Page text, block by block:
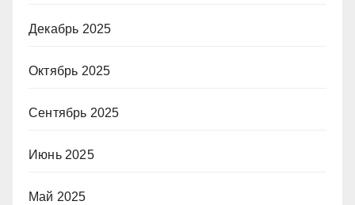
Декабрь 2025
Октябрь 2025
Сентябрь 2025
Июнь 2025
Май 2025